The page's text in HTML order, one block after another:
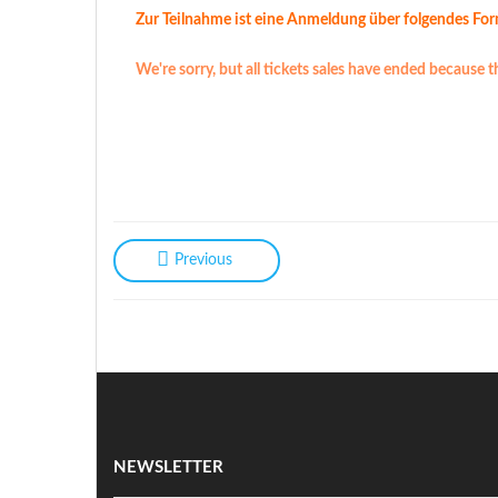
Zur Teilnahme ist eine Anmeldung über folgendes
We're sorry, but all tickets sales have ended because
Previous
NEWSLETTER